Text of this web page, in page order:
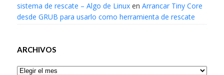
sistema de rescate – Algo de Linuxen Arrancar Tiny Core
desde GRUB para usarlo como herramienta de rescate
ARCHIVOS
Archivos